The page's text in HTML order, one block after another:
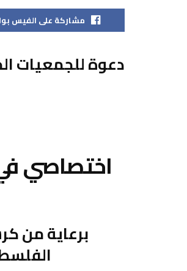
مشاركة على الفيس
دعوة للجمعيات
اختصاصي في
برعاية من